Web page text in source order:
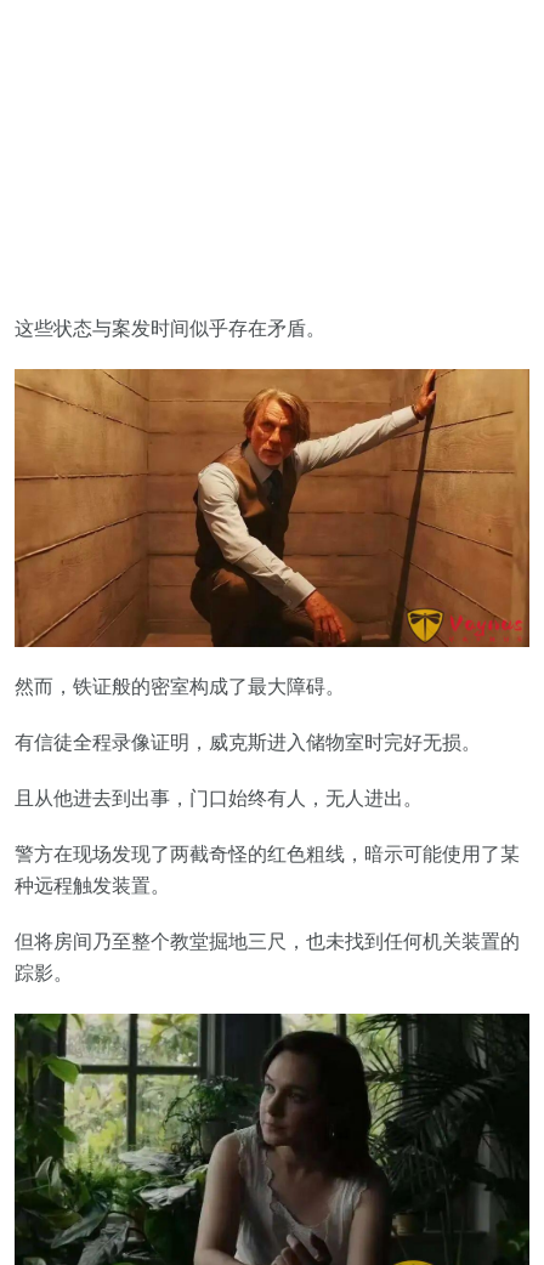
这些状态与案发时间似乎存在矛盾。
然而，铁证般的密室构成了最大障碍。
有信徒全程录像证明，威克斯进入储物室时完好无损。
且从他进去到出事，门口始终有人，无人进出。
警方在现场发现了两截奇怪的红色粗线，暗示可能使用了某
种远程触发装置。
但将房间乃至整个教堂掘地三尺，也未找到任何机关装置的
踪影。